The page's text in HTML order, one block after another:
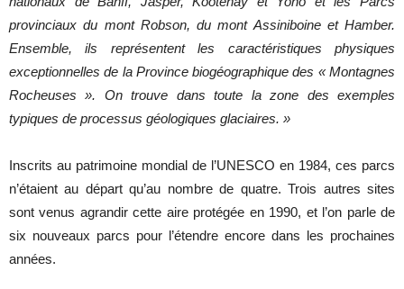
provinciaux du mont Robson, du mont Assiniboine et Hamber.
Ensemble, ils représentent les caractéristiques physiques
exceptionnelles de la Province biogéographique des « Montagnes
Rocheuses ». On trouve dans toute la zone des exemples
typiques de processus géologiques glaciaires. »
Inscrits au patrimoine mondial de l’UNESCO en 1984, ces parcs
n’étaient au départ qu’au nombre de quatre. Trois autres sites
sont venus agrandir cette aire protégée en 1990, et l’on parle de
six nouveaux parcs pour l’étendre encore dans les prochaines
années.